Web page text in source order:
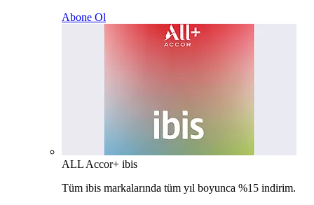
Abone Ol
ALL Accor+ ibis
Tüm ibis markalarında tüm yıl boyunca %15 indirim.